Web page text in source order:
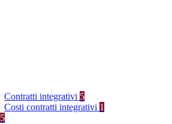
Contratti integrativi 5
Costi contratti integrativi 1
5